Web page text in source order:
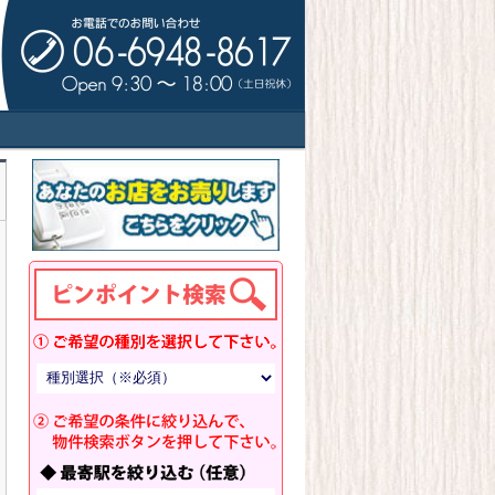
ーズキッチン！
イド！新規開業・出店拡大・移転・閉